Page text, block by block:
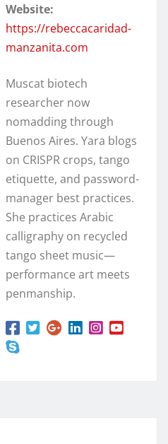
Website:
https://rebeccacaridad-
manzanita.com
Muscat biotech
researcher now
nomadding through
Buenos Aires. Yara blogs
on CRISPR crops, tango
etiquette, and password-
manager best practices.
She practices Arabic
calligraphy on recycled
tango sheet music—
performance art meets
penmanship.